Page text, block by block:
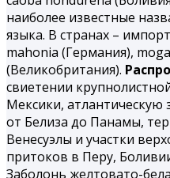
наиболее известные
языка. В странах –
mahonia (Германия),
(Великобритания).
свиетении
Мексики,
от Белиза до Панамы,
Венесуэлы и участки
притоков в Перу,
Заболонь желтовато-